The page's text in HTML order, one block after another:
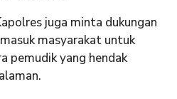
juga minta dukungan
masyarakat untuk
pemudik yang hendak